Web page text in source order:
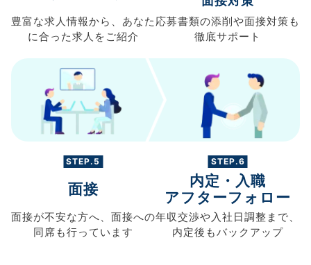
豊富な求人情報から、 あなた
に合った求人を ご紹介
応募書類の添削や面接対策も
徹底サポート
STEP.5
面接
面接が不安な方へ、 面接への
同席も行っています
STEP.6
内定・入職
アフターフォロー
年収交渉や入社日調整まで、
内定後もバックアップ